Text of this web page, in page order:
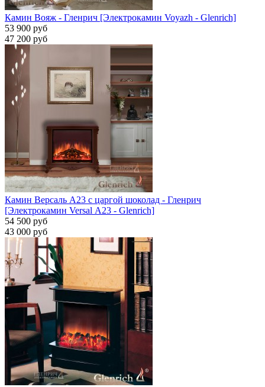
Камин Вояж - Гленрич [Электрокамин Voyazh - Glenrich]
53 900 руб
47 200 руб
Камин Версаль A23 с царгой шоколад - Гленрич
[Электрокамин Versal А23 - Glenrich]
54 500 руб
43 000 руб